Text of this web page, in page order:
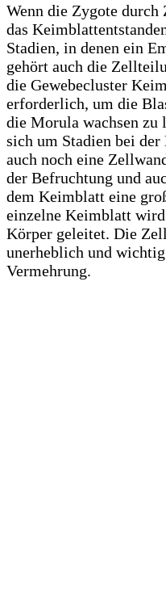
Wenn die Zygote
das
Stadien, in denen ein
gehört auch die
die Gewebecluster
erforderlich, um die
die Morula wachsen zu
sich um Stadien bei der
auch noch eine
der Befruchtung und
dem Keimblatt eine
einzelne Keimblatt
Körper geleitet. Die
unerheblich und
Vermehrung.